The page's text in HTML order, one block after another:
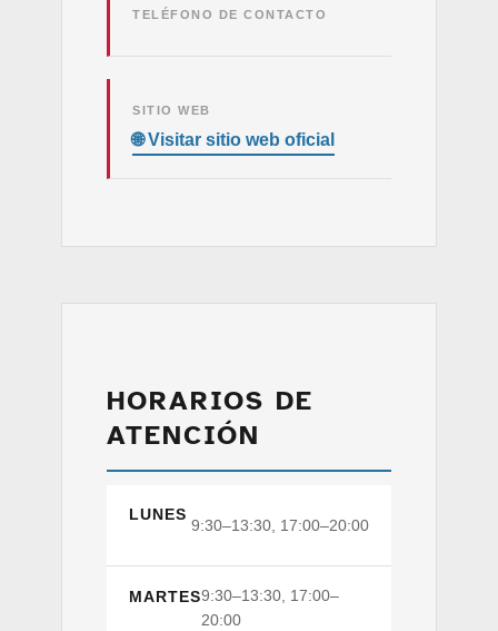
TELÉFONO DE CONTACTO
SITIO WEB
HORARIOS DE
ATENCIÓN
LUNES
9:30–13:30, 17:00–20:00
MARTES9:30–13:30, 17:00–
20:00